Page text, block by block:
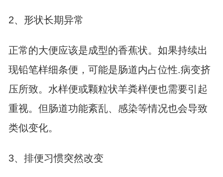
2、形状长期异常
正常的大便应该是成型的香蕉状。如果持续出
现铅笔样细条便，可能是肠道内占位性.病变挤
压所致。水样便或颗粒状羊粪样便也需要引起
重视。但肠道功能紊乱、感染等情况也会导致
类似变化。
3、排便习惯突然改变